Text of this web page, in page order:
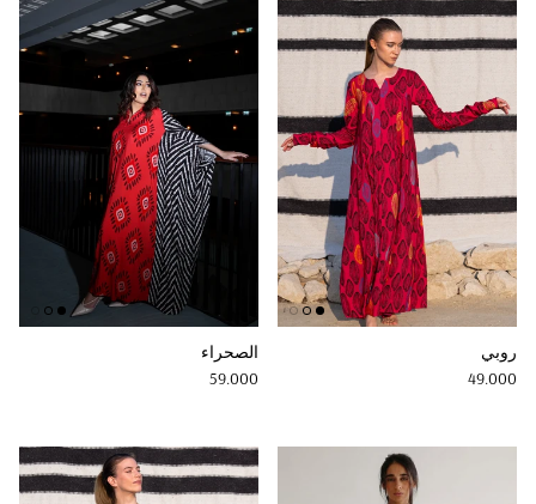
روبي
Regular price
49.000
الصحراء
Regular price
59.000